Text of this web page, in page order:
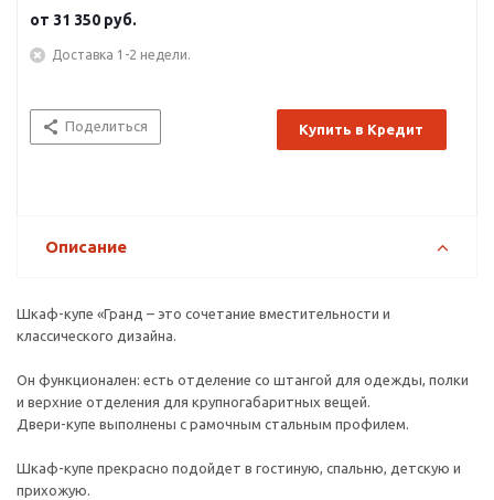
от 31 350 руб.
Доставка 1-2 недели.
Поделиться Купить в Кредит
Описание
Шкаф-купе «Гранд – это сочетание вместительности и
классического дизайна.
Он функционален: есть отделение со штангой для одежды, полки
и верхние отделения для крупногабаритных вещей.
Двери-купе выполнены с рамочным стальным профилем.
Шкаф-купе прекрасно подойдет в гостиную, спальню, детскую и
прихожую.